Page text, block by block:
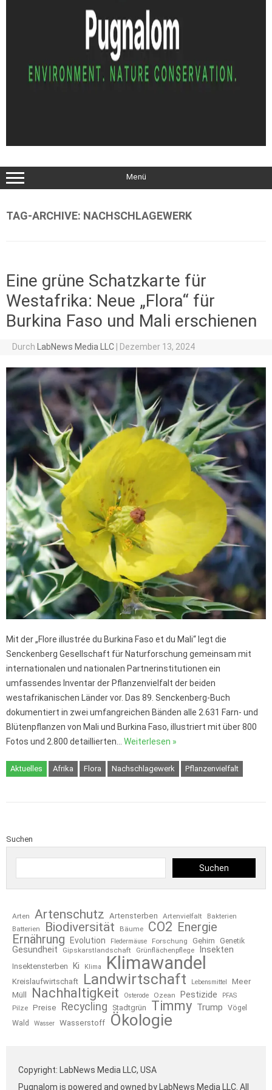
Menü
TAG-ARCHIVE: NACHSCHLAGEWERK
Eine grüne Schatzkarte für
Westafrika: Neue „Flora“ für
Burkina Faso und Mali erschienen
Durch LabNews Media LLC Dezember 13, 2024
Mit der „Flore illustrée du Burkina Faso et du Mali“ legt die
Senckenberg Gesellschaft für Naturforschung gemeinsam mit
internationalen und nationalen Partnerinstitutionen ein
umfassendes Inventar der Pflanzenvielfalt der beiden
westafrikanischen Länder vor. Das 89. Senckenberg-Buch
dokumentiert in zwei umfangreichen Bänden alle 2.631 Farn- und
Blütenpflanzen von Mali und Burkina Faso, illustriert mit über 800
Fotos und 2.800 detaillierten… Weiterlesen »
Aktuelles Afrika Flora Nachschlagewerk Pflanzenvielfalt
Suchen
Suchen
Arten Artenschutz Artensterben Artenvielfalt
Bakterien
Batterien
Biodiversität Bäume CO2 Energie
Ernährung
Evolution Fledermäuse Forschung Gehirn Genetik
Gesundheit Gipskarstlandschaft Grünflächenpflege Insekten
Insektensterben Ki Klima Klimawandel
Kreislaufwirtschaft Landwirtschaft Lebensmittel
Meer
Müll
Nachhaltigkeit Osterode Ozean Pestizide PFAS
Pilze Preise Recycling Stadtgrün Timmy Trump
Vögel
Wald
Wasser Wasserstoff Ökologie
Copyright: LabNews Media LLC, USA
Pugnalom is powered and owned by LabNews Media LLC. All